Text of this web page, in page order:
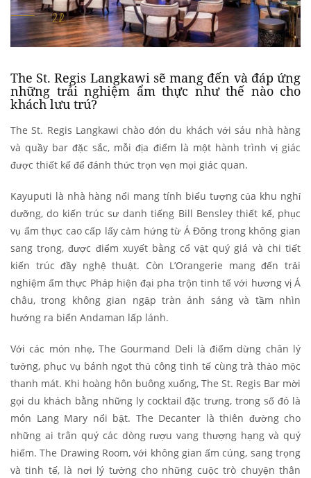
The St. Regis Langkawi sẽ mang đến và đáp ứng
những trải nghiệm ẩm thực như thế nào cho
khách lưu trú?
The St. Regis Langkawi chào đón du khách với sáu nhà hàng
và quầy bar đặc sắc, mỗi địa điểm là một hành trình vị giác
được thiết kế để đánh thức trọn vẹn mọi giác quan.
Kayuputi là nhà hàng nổi mang tính biểu tượng của khu nghỉ
dưỡng, do kiến trúc sư danh tiếng Bill Bensley thiết kế, phục
vụ ẩm thực cao cấp lấy cảm hứng từ Á Đông trong không gian
sang trọng, được điểm xuyết bằng cổ vật quý giá và chi tiết
kiến trúc đầy nghệ thuật. Còn L’Orangerie mang đến trải
nghiệm ẩm thực Pháp hiện đại pha trộn tinh tế với hương vị Á
châu, trong không gian ngập tràn ánh sáng và tầm nhìn
hướng ra biển Andaman lấp lánh.
Với các món nhẹ, The Gourmand Deli là điểm dừng chân lý
tưởng, phục vụ bánh ngọt thủ công tinh tế cùng trà thảo mộc
thanh mát. Khi hoàng hôn buông xuống, The St. Regis Bar mời
gọi du khách bằng những ly cocktail đặc trưng, trong số đó là
món Lang Mary nổi bật. The Decanter là thiên đường cho
những ai trân quý các dòng rượu vang thượng hạng và quý
hiếm. The Drawing Room, với không gian ấm cúng, sang trọng
và tinh tế, là nơi lý tưởng cho những cuộc trò chuyện thân